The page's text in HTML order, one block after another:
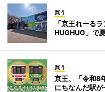
買う
「京王れーる
HUGHUG」で
買う
京王、「令和8
にちなんだ駅が